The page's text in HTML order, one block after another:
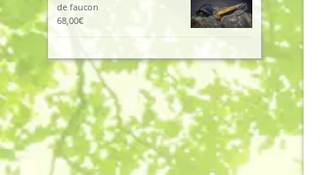
de faucon
68,00€